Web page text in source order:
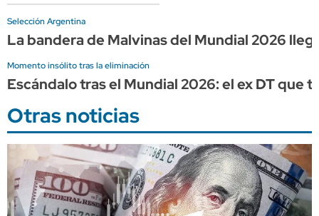
Selección Argentina
La bandera de Malvinas del Mundial 2026
Momento insólito tras la eliminación
Escándalo tras el Mundial 2026: el ex DT que
Otras noticias